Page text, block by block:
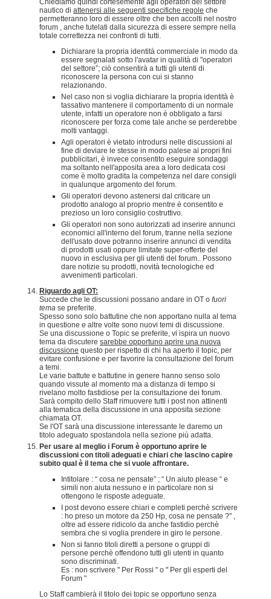
nautico di attenersi alle seguenti specifiche regole che
permetteranno loro di essere oltre che ben accolti nel nostro
forum , anche tutelati dalla sicurezza di essere sempre nella
totale correttezza nei confronti di tutti.
Dichiarare la propria identità commerciale in modo da
essere segnalati sotto l'avatar in qualità di "operatori
del settore”; ciò consentirà a tutti gli utenti di
riconoscere la persona con cui si stanno
relazionando.
Nel caso non si voglia dichiarare la propria identità è
tassativo mantenere il comportamento di un normale
utente, infatti un operatore non è obbligato a farsi
riconoscere per forza come tale anche se perderebbe
molti vantaggi.
Agli operatori è vietato introdursi nelle discussioni al
fine di deviare le stesse in modo palese ai propri fini
pubblicitari, è invece consentito eseguire sondaggi
ma soltanto nell'apposita area a loro dedicata cosi
come è molto gradita la competenza nel dare consigli
in qualunque argomento del forum.
Gli operatori devono astenersi dal criticare un
prodotto analogo al proprio mentre è consentito e
prezioso un loro consiglio costruttivo.
Gli operatori non sono autorizzati ad inserire annunci
economici all'interno del forum, tranne nella sezione
dell'usato dove potranno inserire annunci di vendita
di prodotti usati oppure limitate super-offerte del
nuovo in esclusiva per gli utenti del forum.. Possono
dare notizie su prodotti, novità tecnologiche ed
avvenimenti particolari.
Riguardo agli OT:
Succede che le discussioni possano andare in OT o fuori
tema se preferite.
Spesso sono solo battutine che non apportano nulla al tema
in questione e altre volte sono nuovi temi di discussione.
Se una discussione o Topic se preferite, vi ispira un nuovo
tema da discutere sarebbe opportuno aprire una nuova
discussione questo per rispetto di chi ha aperto il topic, per
evitare confusione e per favorire la consultazione del forum
a temi.
Le varie battute e battutine in genere hanno senso solo
quando vissute al momento ma a distanza di tempo si
rivelano molto fastidiose per la consultazione dei forum.
Sarà compito dello Staff rimuovere tutti i post non attinenti
alla tematica della discussione in una apposita sezione
chiamata OT.
Se l'OT sarà una discussione interessante le daremo un
titolo adeguato spostandola nella sezione più adatta.
Per usare al meglio i Forum è opportuno aprire le
discussioni con titoli adeguati e chiari che lascino capire
subito qual è il tema che si vuole affrontare.
Intitolare : “ cosa ne pensate” ; “ Un aiuto please “ e
simili non aiuta nessuno e in particolare non si
ottengono le risposte adeguate.
I post devono essere chiari e completi perchè scrivere
: ho preso un motore da 250 Hp, cosa ne pensate ?" ,
oltre ad essere ridicolo da anche fastidio perchè
sembra che si voglia prendere in giro le persone.
Non si fanno titoli diretti a persone o gruppi di
persone perchè offendono tutti gli utenti in quanto
sono discriminati.
Es : non scrivere " Per Rossi " o " Per gli esperti del
Forum "
Lo Staff cambierà il titolo dei topic se opportuno senza